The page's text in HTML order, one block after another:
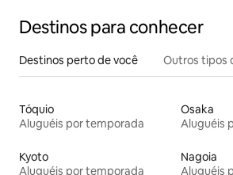
Destinos para conhecer
Destinos perto de você Outros tipos
Tóquio
Aluguéis por temporada
Osaka
Aluguéis
Kyoto
Aluguéis por temporada
Nagoia
Aluguéis